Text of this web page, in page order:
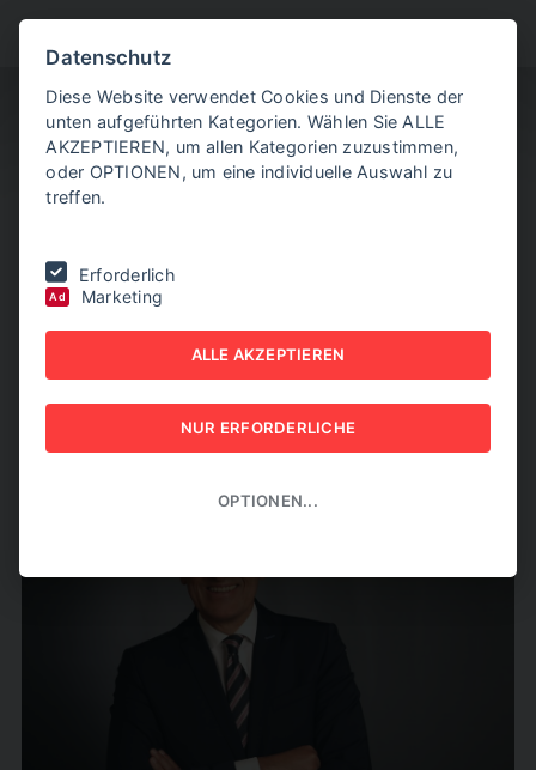
INDUSTRIE IM ZEITALTER
DER KI
15. MAI 2026
Datenschutz
Diese Website verwendet Cookies und Dienste der
unten aufgeführten Kategorien. Wählen Sie ALLE
AKZEPTIEREN, um allen Kategorien zuzustimmen,
oder OPTIONEN, um eine individuelle Auswahl zu
treffen.
Erforderlich
Ad Marketing
ALLE AKZEPTIEREN
NUR ERFORDERLICHE
OPTIONEN...